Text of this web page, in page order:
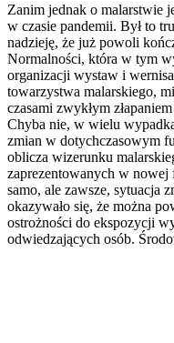
Zanim jednak o malarstwie
w czasie pandemii. Był to
nadzieję, że już powoli
Normalności, która w tym
organizacji wystaw i
towarzystwa malarskiego,
czasami zwykłym
Chyba nie, w wielu
zmian w dotychczasowym
oblicza wizerunku
zaprezentowanych w
samo, ale zawsze, sytuacja
okazywało się, że można
ostrożności do ekspozycji
odwiedzających osób.